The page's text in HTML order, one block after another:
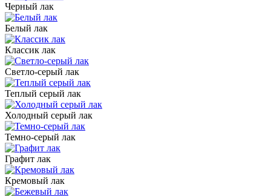
Черный лак
Белый лак
Классик лак
Светло-серый лак
Теплый серый лак
Холодный серый лак
Темно-серый лак
Графит лак
Кремовый лак